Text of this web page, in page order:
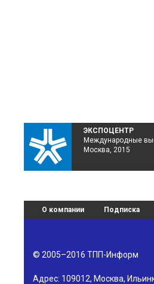
ЭКСПОЦЕНТР
Международные
Москва, 2015
О компании Подписка
© 2005–2016 ТПП-Информ
Адрес: 109012, Москва,